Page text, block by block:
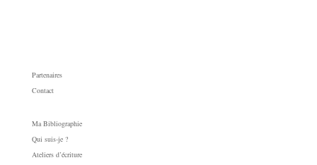
Partenaires
Contact
Ma Bibliographie
Qui suis-je ?
Ateliers d’écriture